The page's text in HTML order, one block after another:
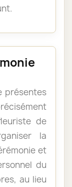
présentes
de
la
et
du
au lieu